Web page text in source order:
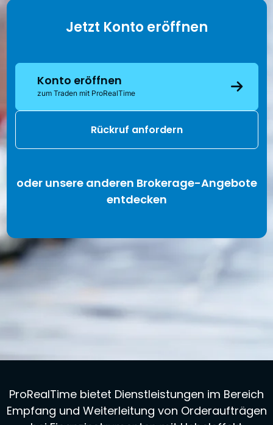
Jetzt Konto eröffnen
Konto eröffnen
zum Traden mit ProRealTime
Rückruf anfordern
oder unsere anderen Brokerage-Angebote
entdecken
ProRealTime bietet Dienstleistungen im Bereich
Empfang und Weiterleitung von Orderaufträgen